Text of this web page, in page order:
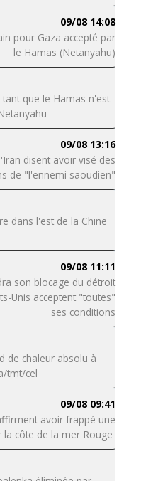
09/08 14:08
pour Gaza accepté par
le Hamas (Netanyahu)
que le Hamas n'est
09/08 13:16
disent avoir visé des
de "l'ennemi saoudien"
dans l'est de la Chine
09/08 11:11
son blocage du détroit
Unis acceptent "toutes"
ses conditions
de chaleur absolu à
tmt/cel
09/08 09:41
avoir frappé une
côte de la mer Rouge